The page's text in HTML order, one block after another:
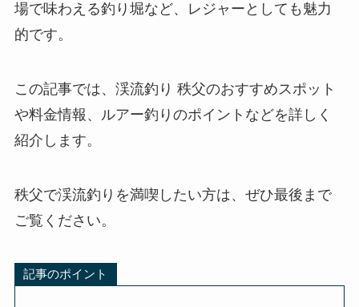
場で味わえる釣り堀など、レジャーとしても魅力
的です。
この記事では、渓流釣り 秩父のおすすめスポット
や料金情報、ルアー釣りのポイントなどを詳しく
紹介します。
秩父で渓流釣りを満喫したい方は、ぜひ最後まで
ご覧ください。
記事のポイント